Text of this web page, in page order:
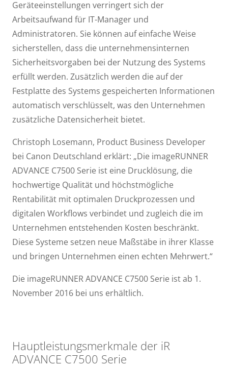
Geräteeinstellungen verringert sich der
Arbeitsaufwand für IT-Manager und
Administratoren. Sie können auf einfache Weise
sicherstellen, dass die unternehmensinternen
Sicherheitsvorgaben bei der Nutzung des Systems
erfüllt werden. Zusätzlich werden die auf der
Festplatte des Systems gespeicherten Informationen
automatisch verschlüsselt, was den Unternehmen
zusätzliche Datensicherheit bietet.
Christoph Losemann, Product Business Developer
bei Canon Deutschland erklärt: „Die imageRUNNER
ADVANCE C7500 Serie ist eine Drucklösung, die
hochwertige Qualität und höchstmögliche
Rentabilität mit optimalen Druckprozessen und
digitalen Workflows verbindet und zugleich die im
Unternehmen entstehenden Kosten beschränkt.
Diese Systeme setzen neue Maßstäbe in ihrer Klasse
und bringen Unternehmen einen echten Mehrwert.“
Die imageRUNNER ADVANCE C7500 Serie ist ab 1.
November 2016 bei uns erhältlich.
Hauptleistungsmerkmale der iR
ADVANCE C7500 Serie